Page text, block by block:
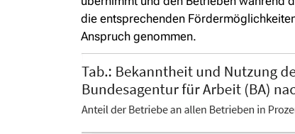
die entsprechenden
Anspruch genommen.